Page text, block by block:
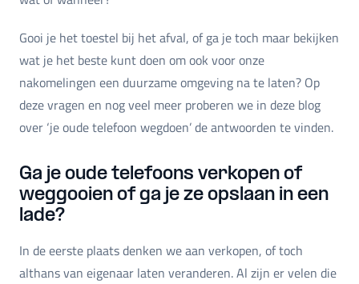
Gooi je het toestel bij het afval, of ga je toch maar bekijken
wat je het beste kunt doen om ook voor onze
nakomelingen een duurzame omgeving na te laten? Op
deze vragen en nog veel meer proberen we in deze blog
over ‘je oude telefoon wegdoen’ de antwoorden te vinden.
Ga je oude telefoons verkopen of
weggooien of ga je ze opslaan in een
lade?
In de eerste plaats denken we aan verkopen, of toch
althans van eigenaar laten veranderen. Al zijn er velen die